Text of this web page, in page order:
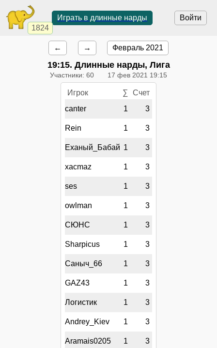
1824
Войти
Играть в длинные нарды
← → Февраль 2021
19:15. Длинные нарды, Лига
Участники: 60 17 фев 2021 19:15
Игрок ∑
Счет
canter
1 3
Rein 1 3
Еханый_Бабай 1 3
xacmaz 1 3
ses 1 3
owlman 1 3
СЮНС 1 3
Sharpicus 1 3
Саныч_66 1 3
GAZ43 1 3
Логистик 1 3
Andrey_Kiev 1 3
Aramais0205 1 3